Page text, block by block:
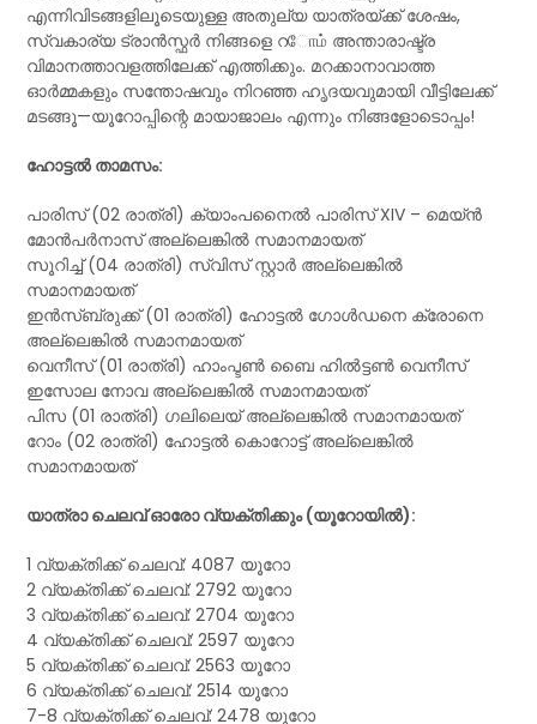
എന്നിവിടങ്ങളിലൂടെയുള്ള അതുല്യ യാത്രയ്ക്ക് ശേഷം,
സ്വകാര്യ ട്രാൻസ്ഫർ നിങ്ങളെ റோம் അന്താരാഷ്ട്ര
വിമാനത്താവളത്തിലേക്ക് എത്തിക്കും. മറക്കാനാവാത്ത
ഓർമ്മകളും സന്തോഷവും നിറഞ്ഞ ഹൃദയവുമായി വീട്ടിലേക്ക്
മടങ്ങൂ—യൂറോപ്പിന്റെ മായാജാലം എന്നും നിങ്ങളോടൊപ്പം!
ഹോട്ടൽ താമസം:
പാരിസ് (02 രാത്രി) ക്യാംപനൈൽ പാരിസ് XIV – മെയ്ൻ
മോൻപർനാസ് അല്ലെങ്കിൽ സമാനമായത്
സൂറിച്ച് (04 രാത്രി) സ്വിസ് സ്റ്റാർ അല്ലെങ്കിൽ
സമാനമായത്
ഇൻസ്‌ബ്രുക്ക് (01 രാത്രി) ഹോട്ടൽ ഗോൾഡനെ ക്രോനെ
അല്ലെങ്കിൽ സമാനമായത്
വെനീസ് (01 രാത്രി) ഹാംപ്ടൺ ബൈ ഹിൽട്ടൺ വെനീസ്
ഇസോല നോവ അല്ലെങ്കിൽ സമാനമായത്
പിസ (01 രാത്രി) ഗലിലെയ് അല്ലെങ്കിൽ സമാനമായത്
റോം (02 രാത്രി) ഹോട്ടൽ കൊറോട്ട് അല്ലെങ്കിൽ
സമാനമായത്
യാത്രാ ചെലവ് ഓരോ വ്യക്തിക്കും (യൂറോയിൽ):
1 വ്യക്തിക്ക് ചെലവ്: 4087 യൂറോ
2 വ്യക്തിക്ക് ചെലവ്: 2792 യൂറോ
3 വ്യക്തിക്ക് ചെലവ്: 2704 യൂറോ
4 വ്യക്തിക്ക് ചെലവ്: 2597 യൂറോ
5 വ്യക്തിക്ക് ചെലവ്: 2563 യൂറോ
6 വ്യക്തിക്ക് ചെലവ്: 2514 യൂറോ
7-8 വ്യക്തിക്ക് ചെലവ്: 2478 യൂറോ